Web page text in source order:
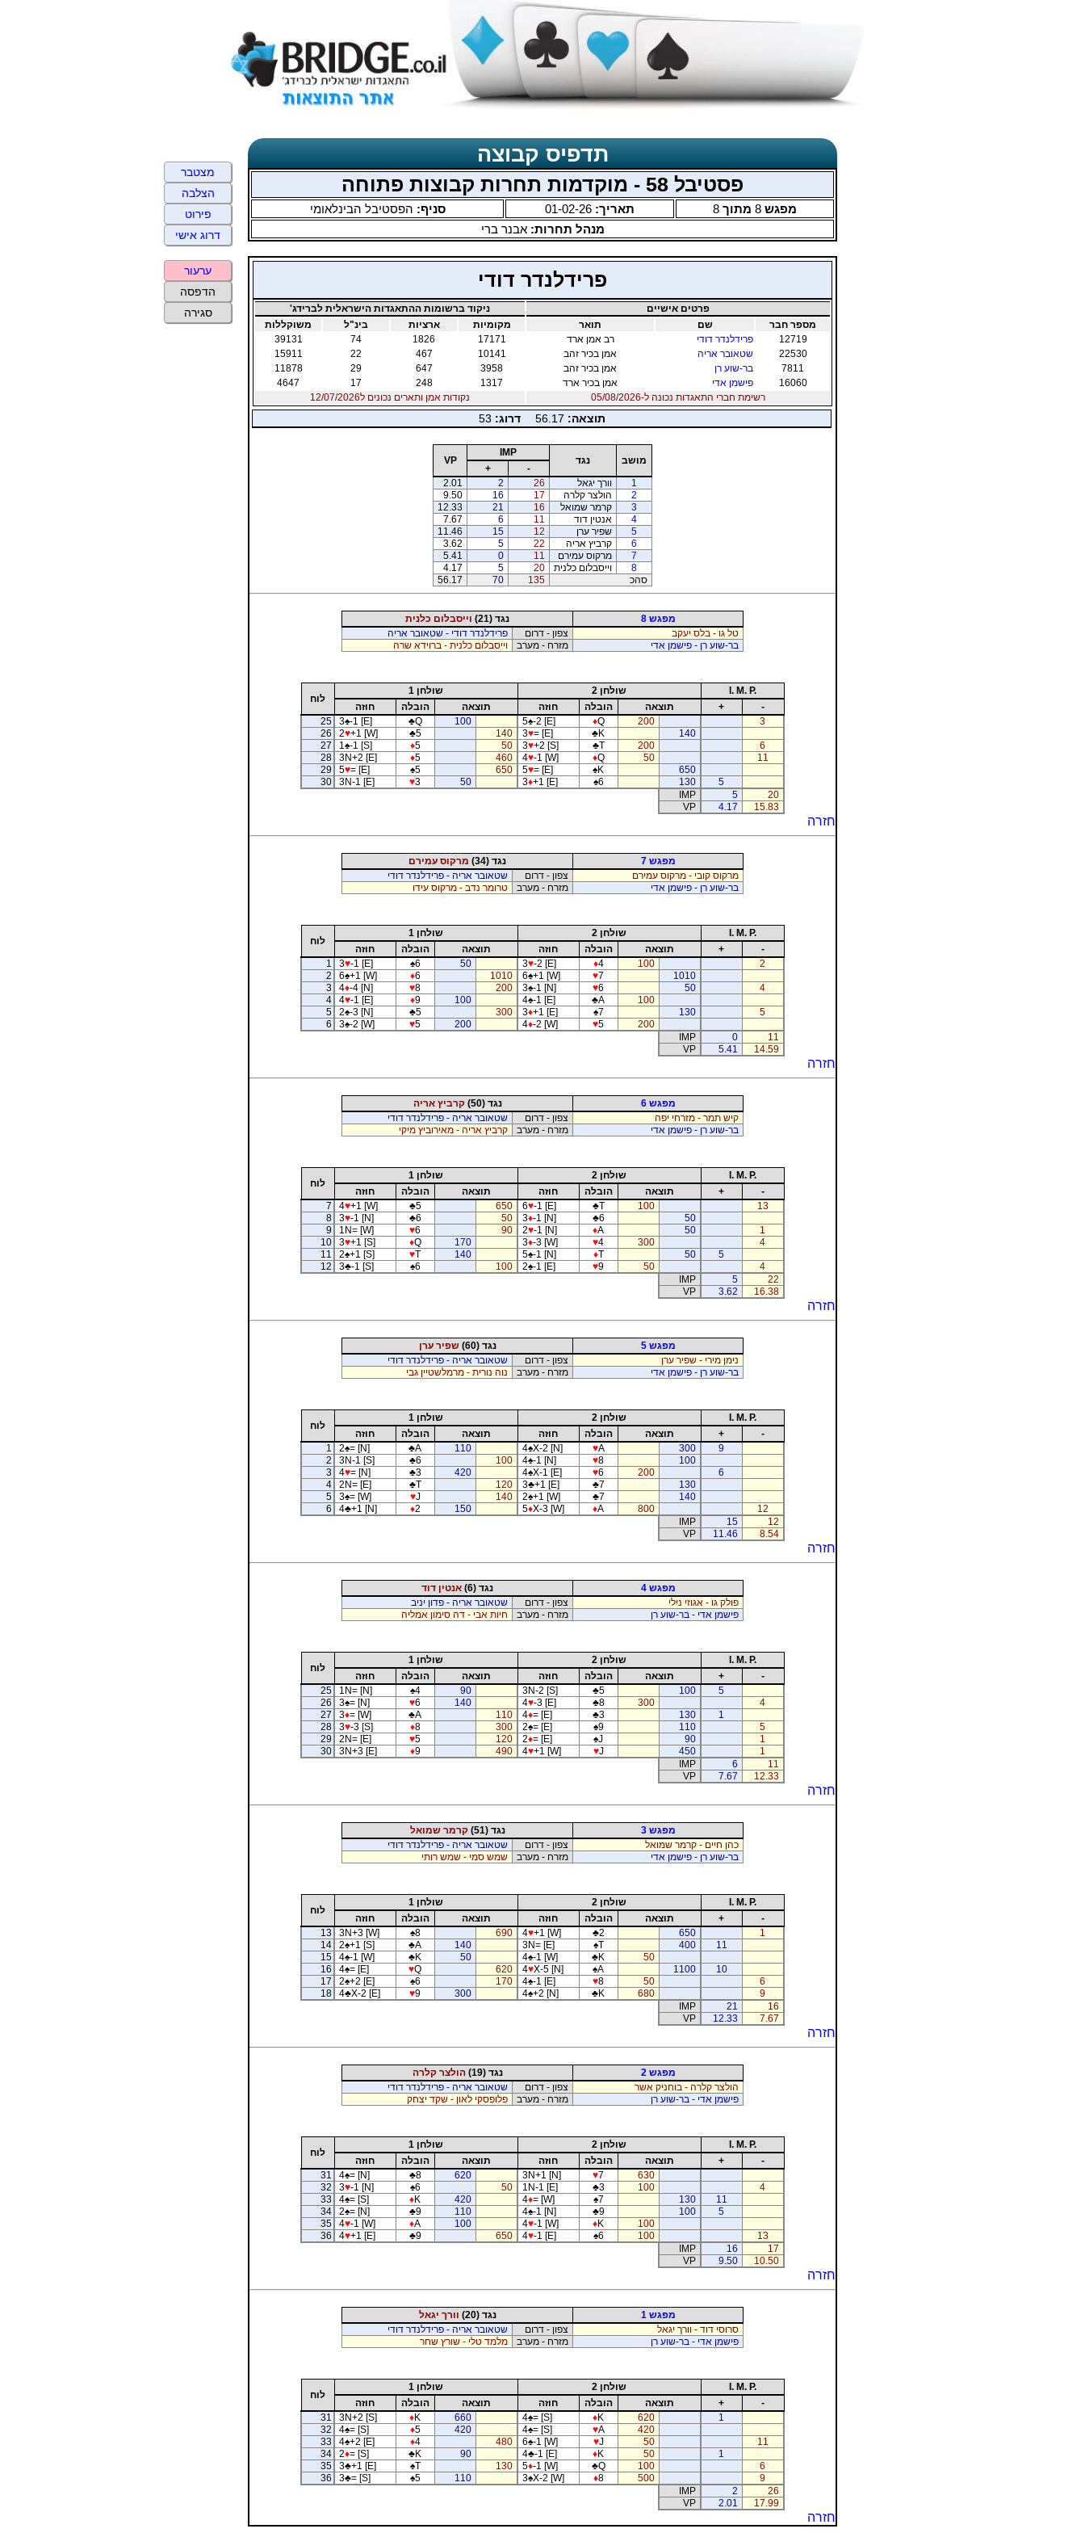
תדפיס קבוצה
פסטיבל 58 - מוקדמות תחרות קבוצות פתוחה
מפגש 8 מתוך 8 תאריך: 01-02-26 סניף: הפסטיבל הבינלאומי
מנהל תחרות:אבנר ברי
פרידלנדר דודי
פרטים אישיים
ניקוד ברשומות ההתאגדות הישראלית לברידג'
מספר חבר
שם תואר מקומיות ארציות בינ"ל
משוקללות
12719
פרידלנדר דודי רב אמן ארד 17171
1826
74
39131
22530
שטאובר אריה אמן בכיר זהב 10141
467
22
15911
7811
בר-שוע רן אמן בכיר זהב 3958
647
29
11878
16060
פישמן אדי אמן בכיר ארד 1317
248
17
4647
רשימת חברי התאגדות נכונה ל-05/08/2026
נקודות אמן ותארים נכונים ל12/07/2026
תוצאה: 56.17 דרוג: 53
מושב נגד
IMP
VP
-
+
1
וורך יגאל 26
2
2. 01
2
הולצר קלרה 17
16
9. 50
3
קרמר שמואל 16
21
12. 33
4
אנטין דוד 11
6
7. 67
5
שפיר ערן 12
15
11. 46
6
קרביץ אריה 22
5
3. 62
7
מרקוס עמירם 11
0
5. 41
8
וייסבלום כלנית 20
5
4. 17
סהכ
135
70
56.17
מפגש 8 נגד (21)
וייסבלום כלנית
טל גו - בלס יעקב
צפון - דרום
פרידלנדר דודי - שטאובר אריה
בר-שוע רן - פישמן אדי
מזרח - מערב וייסבלום כלנית - ברוידא שרה
I. M. P. שולחן 2 שולחן 1
לוח
-
+ תוצאה הובלה חוזה תוצאה הובלה
חוזה
3
200
♦Q
5♠-2 [E]
100
♣Q
3♠-1 [E]
25
140
♣K
3♥= [E]
140
♣5
2♥+1 [W]
26
6
200
♣T
3♥+2 [S]
50
♦5
1 ♠-1 [S]
27
11
50
♦Q
4♥-1 [W]
460
♦5
3N+2 [E]
28
650
♠K
5♥= [E]
650
♠5
5♥= [E]
29
5
130
♠6
3♦+1 [E]
50
♥3
3N-1 [E]
30
20
5
IMP
15.83
4.17
VP
חזרה
מפגש 7 נגד (34)
מרקוס עמירם
מרקוס קובי - מרקוס עמירם
צפון - דרום
שטאובר אריה - פרידלנדר דודי
בר-שוע רן - פישמן אדי
מזרח - מערב טרומר נדב - מרקוס עידו
I. M. P. שולחן 2 שולחן 1
לוח
-
+ תוצאה הובלה חוזה תוצאה הובלה
חוזה
2
100
♦4
3♥-2 [E]
50
♠6
3♥-1 [E]
1
1010
♥7
6♠+1 [W]
1010
♦6
6♠+1 [W]
2
4
50
♥6
3♠-1 [N]
200
♥8
4♦-4 [N]
3
100
♣A
4♠-1 [E]
100
♦9
4♥-1 [E]
4
5
130
♠7
3♦+1 [E]
300
♣5
2♠-3 [N]
5
200
♥5
4♦-2 [W]
200
♥5
3♠-2 [W]
6
11
0
IMP
14.59
5.41
VP
חזרה
מפגש 6 נגד (50)
קרביץ אריה
קיש תמר - מזרחי יפה
צפון - דרום
שטאובר אריה - פרידלנדר דודי
בר-שוע רן - פישמן אדי
מזרח - מערב קרביץ אריה - מאירוביץ מיקי
I. M. P. שולחן 2 שולחן 1
לוח
-
+ תוצאה הובלה חוזה תוצאה הובלה
חוזה
13
100
♣T
6♥-1 [E]
650
♣5
4♥+1 [W]
7
50
♣6
3♦-1 [N]
50
♣6
3♥-1 [N]
8
1
50
♦A
2♥-1 [N]
90
♥6
1N= [W]
9
4
300
♥4
3♦-3 [W]
170
♦Q
3♥+1 [S]
10
5
50
♦T
5♠-1 [N]
140
♥T
2♠+1 [S]
11
4
50
♥9
2♠-1 [E]
100
♠6
3♣-1 [S]
12
22
5
IMP
16.38
3.62
VP
חזרה
מפגש 5 נגד (60)
שפיר ערן
נימן מירי - שפיר ערן
צפון - דרום
שטאובר אריה - פרידלנדר דודי
בר-שוע רן - פישמן אדי
מזרח - מערב נוה נורית - מרמלשטיין גבי
I. M. P. שולחן 2 שולחן 1
לוח
-
+ תוצאה הובלה חוזה תוצאה הובלה
חוזה
9
300
♥A
4♠X-2 [N]
110
♣A
2♠= [N]
1
100
♥8
4♠-1 [N]
100
♣6
3N-1 [S]
2
6
200
♥6
4♠X-1 [E]
420
♣3
4♥= [N]
3
130
♣7
3♣+1 [E]
120
♣T
2N= [E]
4
140
♣7
2♠+1 [W]
140
♥J
3♠= [W]
5
12
800
♦A
5♦X-3 [W]
150
♦2
4♣+1 [N]
6
12
15
IMP
8.54
11.46
VP
חזרה
מפגש 4 נגד (6)
אנטין דוד
פולק גו - אגוזי נילי
צפון - דרום
שטאובר אריה - פדון יניב
פישמן אדי - בר-שוע רן
מזרח - מערב חיות אבי - דה סימון אמליה
I. M. P. שולחן 2 שולחן 1
לוח
-
+ תוצאה הובלה חוזה תוצאה הובלה
חוזה
5
100
♣5
3N-2 [S]
90
♠4
1N= [N]
25
4
300
♣8
4♥-3 [E]
140
♥6
3♠= [N]
26
1
130
♣3
4♦= [E]
110
♣A
3♦= [W]
27
5
110
♠9
2♠= [E]
300
♦8
3♥-3 [S]
28
1
90
♠J
2♦= [E]
120
♥5
2N= [E]
29
1
450
♥J
4♥+1 [W]
490
♦9
3N+3 [E]
30
11
6
IMP
12.33
7.67
VP
חזרה
מפגש 3 נגד (51)
קרמר שמואל
כהן חיים - קרמר שמואל
צפון - דרום
שטאובר אריה - פרידלנדר דודי
בר-שוע רן - פישמן אדי
מזרח - מערב שמש סמי - שמש רותי
I. M. P. שולחן 2 שולחן 1
לוח
-
+ תוצאה הובלה חוזה תוצאה הובלה
חוזה
1
650
♣2
4♥+1 [W]
690
♠8
3N+3 [W]
13
11
400
♠T
3N= [E]
140
♣A
2♠+1 [S]
14
50
♣K
4♠-1 [W]
50
♣K
4♠-1 [W]
15
10
1100
♠A
4♥X-5 [N]
620
♥Q
4♠= [E]
16
6
50
♥8
4♠-1 [E]
170
♠6
2♠+2 [E]
17
9
680
♣K
4♠+2 [N]
300
♥9
4♣X-2 [E]
18
16
21
IMP
7.67
12.33
VP
חזרה
מפגש 2 נגד (19)
הולצר קלרה
הולצר קלרה - בוחניק אשר
צפון - דרום
שטאובר אריה - פרידלנדר דודי
פישמן אדי - בר-שוע רן
מזרח - מערב פלופסקי לאון - שקד יצחק
I. M. P. שולחן 2 שולחן 1
לוח
-
+ תוצאה הובלה חוזה תוצאה הובלה
חוזה
630
♥7
3N+1 [N]
620
♣8
4♠= [N]
31
4
100
♣3
1N-1 [E]
50
♠6
3♥-1 [N]
32
11
130
♠7
4♦= [W]
420
♦K
4♠= [S]
33
5
100
♣9
4♠-1 [N]
110
♣9
2♠= [N]
34
100
♦K
4♥-1 [W]
100
♦A
4♥-1 [W]
35
13
100
♠6
4♥-1 [E]
650
♣9
4♥+1 [E]
36
17
16
IMP
10.50
9.50
VP
חזרה
מפגש 1 נגד (20)
וורך יגאל
סרוסי דוד - וורך יגאל
צפון - דרום
שטאובר אריה - פרידלנדר דודי
פישמן אדי - בר-שוע רן
מזרח - מערב מלמד טלי - שורץ שחר
I. M. P. שולחן 2 שולחן 1
לוח
-
+ תוצאה הובלה חוזה תוצאה הובלה
חוזה
1
620
♦K
4♠= [S]
660
♦K
3N+2 [S]
31
420
♥A
4♠= [S]
420
♦5
4♠= [S]
32
11
50
♥J
6♠-1 [W]
480
♦4
4♠+2 [E]
33
1
50
♦K
4♣-1 [E]
90
♣K
2♦= [S]
34
6
100
♣Q
5♦-1 [W]
130
♠T
3♣+1 [E]
35
9
500
♦8
3♠X-2 [W]
110
♠5
3♣= [S]
36
26
2
IMP
17.99
2.01
VP
חזרה
מצטבר
הצלבה
פירוט
דרוג אישי
ערעור
הדפסה
סגירה